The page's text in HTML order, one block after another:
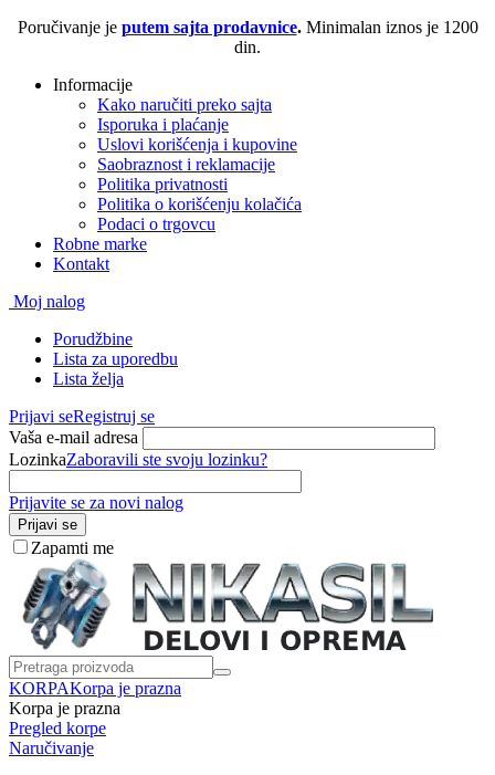
Poručivanje je putem sajta prodavnice. Minimalan iznos je 1200
din.
Informacije
Kako naručiti preko sajta
Isporuka i plaćanje
Uslovi korišćenja i kupovine
Saobraznost i reklamacije
Politika privatnosti
Politika o korišćenju kolačića
Podaci o trgovcu
Robne marke
Kontakt
Moj nalog
Porudžbine
Lista za uporedbu
Lista želja
Prijavi seRegistruj se
Vaša e-mail adresa
LozinkaZaboravili ste svoju lozinku?
Prijavite se za novi nalog
Prijavi se
Zapamti me
KORPAKorpa je prazna
Korpa je prazna
Pregled korpe
Naručivanje